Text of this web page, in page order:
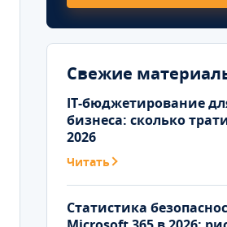
Свежие
IT-бюджетирование
бизнеса: сколько
2026
Читать
Статистика